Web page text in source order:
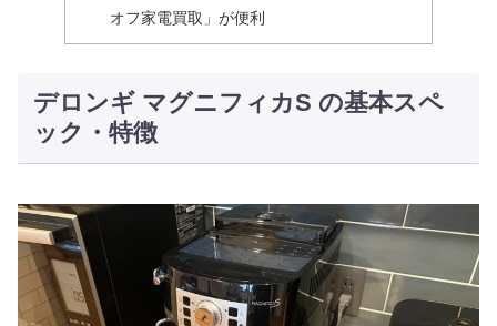
オフ家電買取」が便利
デロンギ マグニフィカS の基本スペ
ック・特徴